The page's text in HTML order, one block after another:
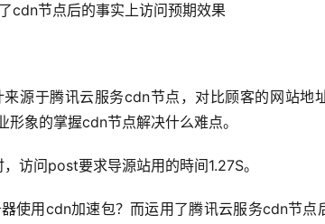
节点后的事实上访问预期效果
于腾讯云服务cdn节点，对比顾客的网站地
形象的掌握cdn节点解决什么难点。
访问post要求导源站用的時间1.27S。
用cdn加速包？而运用了腾讯云服务cdn节点